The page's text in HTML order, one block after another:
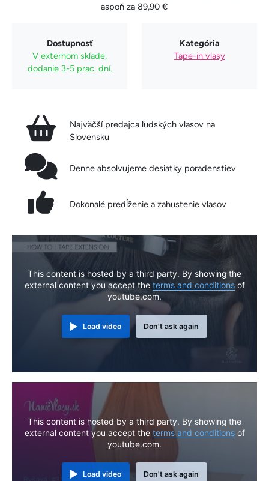
aspoň za 89,90 €
Dostupnosť
V externom sklade,
dodanie 3-5 prac. dní.
Kategória
Tape-in vlasy
Najväčší predajca ľudských vlasov na
Slovensku
Denne absolvujeme desiatky poradenstiev
Dokonalé predĺženie a zahustenie vlasov
This content is hosted by a third party. By showing the
external content you accept the terms and conditionsof
youtube.com.
Load video Don't ask again
This content is hosted by a third party. By showing the
external content you accept the terms and conditionsof
youtube.com.
Load video Don't ask again